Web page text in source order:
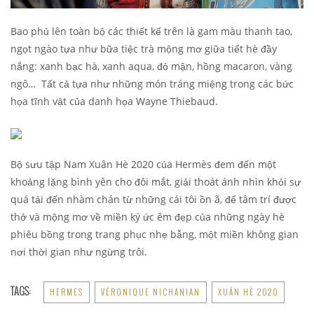
Bao phủ lên toàn bộ các thiết kế trên là gam màu thanh tao,
ngọt ngào tựa như bữa tiệc trà mộng mơ giữa tiết hè đầy
nắng: xanh bạc hà, xanh aqua, đỏ mận, hồng macaron, vàng
ngô… Tất cả tựa như những món tráng miệng trong các bức
họa tĩnh vật của danh họa Wayne Thiebaud.
Bộ sưu tập Nam Xuân Hè 2020 của Hermès đem đến một
khoảng lặng bình yên cho đôi mắt, giải thoát ánh nhìn khỏi sự
quá tải đến nhàm chán từ những cái tôi ồn ã, để tâm trí được
thở và mộng mơ về miền ký ức êm đẹp của những ngày hè
phiêu bồng trong trang phục nhẹ bẫng, một miền không gian
nơi thời gian như ngừng trôi.
TAGS: HERMES VÉRONIQUE NICHANIAN XUÂN HÈ 2020